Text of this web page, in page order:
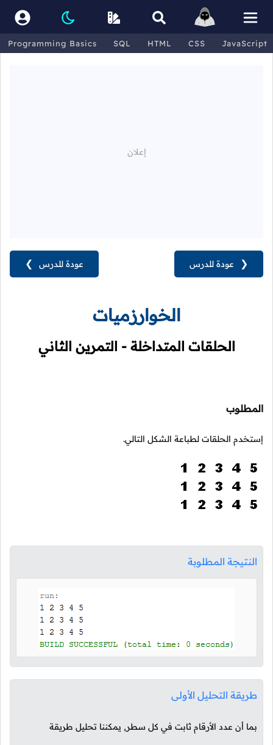
Programming Basics SQL HTML CSS JavaScript
عودة للدرس ❯ ❮ عودة للدرس
الخوارزميات
الحلقات المتداخلة - التمرين الثاني
المطلوب
إستخدم الحلقات لطباعة الشكل التالي.
النتيجة المطلوبة
طريقة التحليل الأولى
بما أن عدد الأرقام ثابت في كل سطر, يمكننا تحليل طريقة